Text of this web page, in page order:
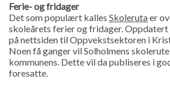
Ferie- og fridager
Det som populært kalles Skolerutaer
skoleårets ferier og fridager.
på nettsiden til Oppvekstsektoren i
Noen få ganger vil Solholmens
kommunens. Dette vil da publiseres i
foresatte.